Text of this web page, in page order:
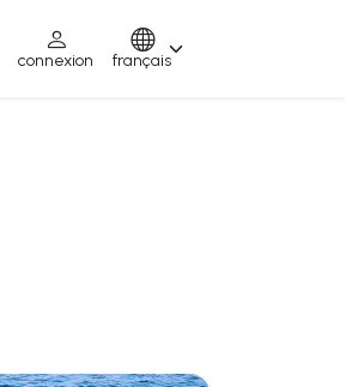
connexion français